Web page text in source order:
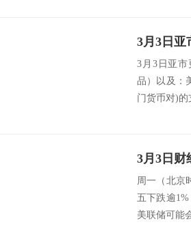
3月3日亚
品）以及：
门货币对)的
周一（北京
五下跌逾
美联储可能